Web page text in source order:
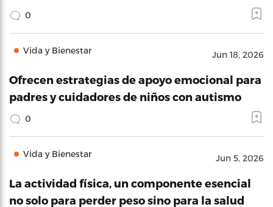
0
Vida y Bienestar Jun 18, 2026
Ofrecen estrategias de apoyo emocional para
padres y cuidadores de niños con autismo
0
Vida y Bienestar Jun 5, 2026
La actividad física, un componente esencial
no solo para perder peso sino para la salud